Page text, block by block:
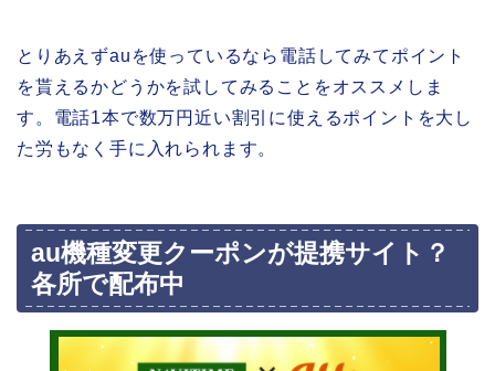
とりあえずauを使っているなら電話してみてポイント
を貰えるかどうかを試してみることをオススメしま
す。電話1本で数万円近い割引に使えるポイントを大し
た労もなく手に入れられます。
au機種変更クーポンが提携サイト？
各所で配布中